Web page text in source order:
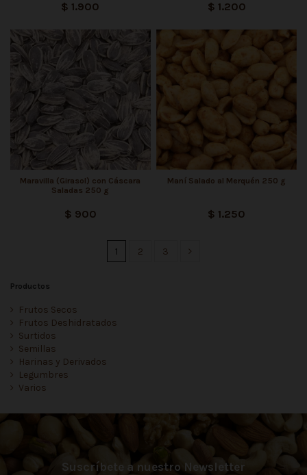
$ 1.900 $ 1.200
Maravilla (Girasol) con Cáscara
Saladas 250 g
$ 900
Maní Salado al Merquén 250 g
$ 1.250
1 2 3
Productos
Frutos Secos
Frutos Deshidratados
Surtidos
Semillas
Harinas y Derivados
Legumbres
Varios
Suscríbete a nuestro Newsletter